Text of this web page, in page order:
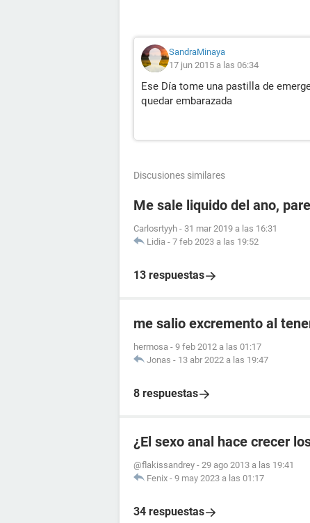
SandraMinaya
17 jun 2015 a las 06:34
Ese Día tome una pastilla de
quedar embarazada
Discusiones similares
Me sale liquido del ano,
Carlosrtyyh - 31 mar 2019 a las 16:31
Lidia - 7 feb 2023 a las 19:52
13 respuestas
me salio excremento al
hermosa - 9 feb 2012 a las 01:17
Jonas - 13 abr 2022 a las 19:47
8 respuestas
¿El sexo anal hace crecer
@flakissandrey - 29 ago 2013 a las 19:41
Fenix - 9 may 2023 a las 01:17
34 respuestas